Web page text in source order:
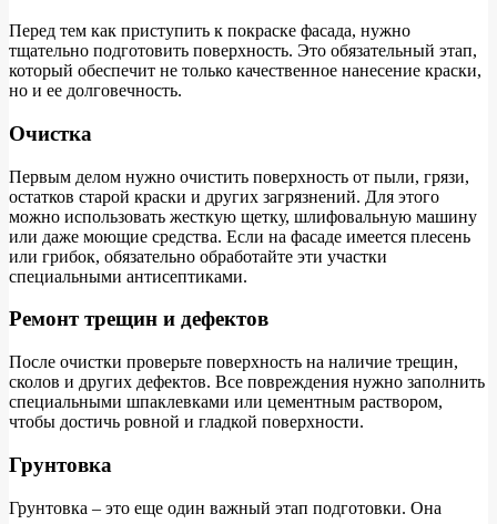
Перед тем как приступить к покраске фасада, нужно
тщательно подготовить поверхность. Это обязательный этап,
который обеспечит не только качественное нанесение краски,
но и ее долговечность.
Очистка
Первым делом нужно очистить поверхность от пыли, грязи,
остатков старой краски и других загрязнений. Для этого
можно использовать жесткую щетку, шлифовальную машину
или даже моющие средства. Если на фасаде имеется плесень
или грибок, обязательно обработайте эти участки
специальными антисептиками.
Ремонт трещин и дефектов
После очистки проверьте поверхность на наличие трещин,
сколов и других дефектов. Все повреждения нужно заполнить
специальными шпаклевками или цементным раствором,
чтобы достичь ровной и гладкой поверхности.
Грунтовка
Грунтовка – это еще один важный этап подготовки. Она